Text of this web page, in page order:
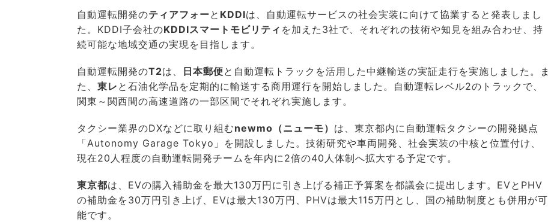
自動運転開発のティアフォーと KDDIは、自動運転サービスの社会実装に向けて協業すると発表しまし
た。KDDI子会社のKDDIスマートモビリティ を加えた3社で、それぞれの技術や知見を組み合わせ、持
続可能な地域交通の実現を目指します。
自動運転開発のT2は、 日本郵便と自動運転トラックを活用した中継輸送の実証走行を実施しました。ま
た、 東レ と石油化学品を定期的に輸送する商用運行を開始しました。自動運転レベル2のトラックで、
関東～関西間の高速道路の一部区間でそれぞれ実施します。
タクシー業界のDXなどに取り組むnewmo（ニューモ） は、東京都内に自動運転タクシーの開発拠点
「Autonomy Garage Tokyo」を開設しました。技術研究や車両開発、社会実装の中核と位置付け、
現在20人程度の自動運転開発チームを年内に2倍の40人体制へ拡大する予定です。
東京都は、EVの購入補助金を最大130万円に引き上げる補正予算案を都議会に提出します。EVとPHV
の補助金を30万円引き上げ、EVは最大130万円、PHVは最大115万円とし、国の補助制度とも併用が可
能です。